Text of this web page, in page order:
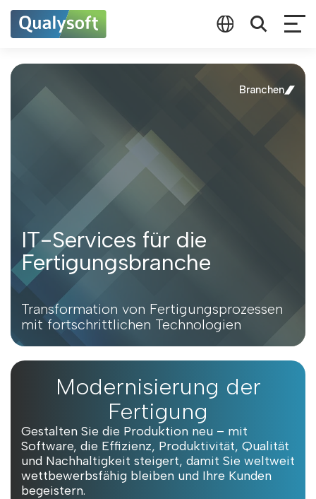
Branchen
IT-Services für die
Fertigungsbranche
Transformation von Fertigungsprozessen
mit fortschrittlichen Technologien
Modernisierung der
Fertigung
Gestalten Sie die Produktion neu – mit
Software, die Effizienz, Produktivität, Qualität
und Nachhaltigkeit steigert, damit Sie weltweit
wettbewerbsfähig bleiben und Ihre Kunden
begeistern.